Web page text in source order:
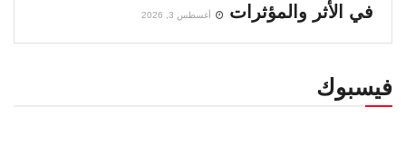
في الأثر والمؤثرات
أغسطس 3, 2026
فيسبوك